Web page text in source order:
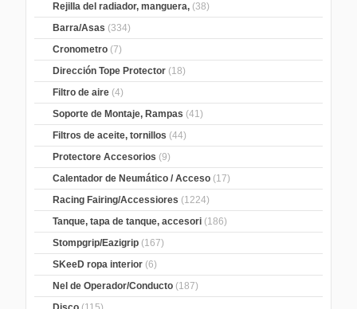
Rejilla del radiador, manguera, (38)
Barra/Asas (334)
Cronometro (7)
Dirección Tope Protector (18)
Filtro de aire (4)
Soporte de Montaje, Rampas (41)
Filtros de aceite, tornillos (44)
Protectore Accesorios (9)
Calentador de Neumático / Acceso (17)
Racing Fairing/Accessiores (1224)
Tanque, tapa de tanque, accesori (186)
Stompgrip/Eazigrip (167)
SKeeD ropa interior (6)
Nel de Operador/Conducto (187)